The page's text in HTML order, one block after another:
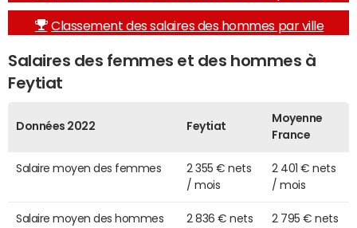
Classement des salaires des hommes par ville
Salaires des femmes et des hommes à
Feytiat
Données 2022 Feytiat
Moyenne
France
Salaire moyen des femmes
2 355 € nets
/ mois
2 401 € nets
/ mois
Salaire moyen des hommes
2 836 € nets
2 795 € nets